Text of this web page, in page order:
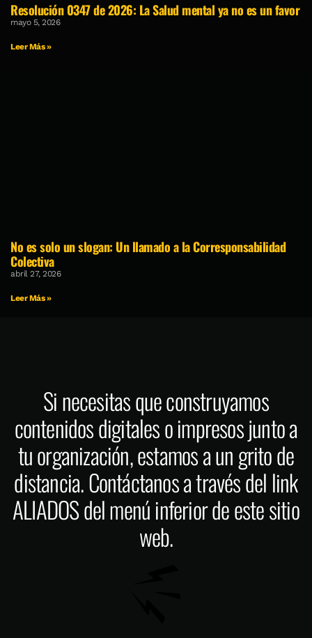
Resolución 0347 de 2026: La Salud mental ya no es un favor
mayo 5, 2026
Leer Más »
No es solo un slogan: Un llamado a la Corresponsabilidad
Colectiva
abril 27, 2026
Leer Más »
Si necesitas que construyamos
contenidos digitales o impresos junto a
tu organización, estamos a un grito de
distancia. Contáctanos a través del link
ALIADOS del menú inferior de este sitio
web.